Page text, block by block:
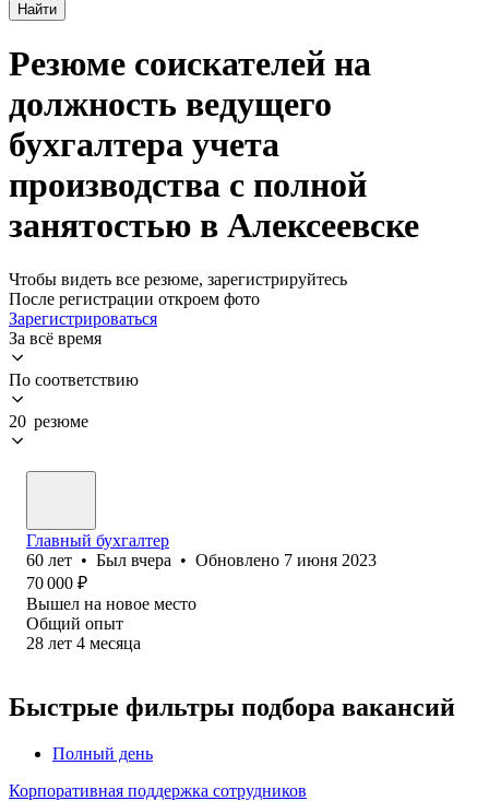
Найти
Резюме соискателей на
должность ведущего
бухгалтера учета
производства с полной
занятостью в Алексеевске
Чтобы видеть все резюме, зарегистрируйтесь
После регистрации откроем фото
Зарегистрироваться
За всё время
По соответствию
20 резюме
Главный бухгалтер
60 лет • Был вчера • Обновлено 7 июня 2023
70 000 ₽
Вышел на новое место
Общий опыт
28 лет 4 месяца
Быстрые фильтры подбора вакансий
Полный день
Корпоративная поддержка сотрудников